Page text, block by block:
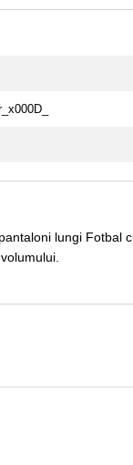
lungi Fotbal